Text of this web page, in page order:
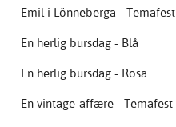
Emil i Lönneberga - Temafest
En herlig bursdag - Blå
En herlig bursdag - Rosa
En vintage-affære - Temafest